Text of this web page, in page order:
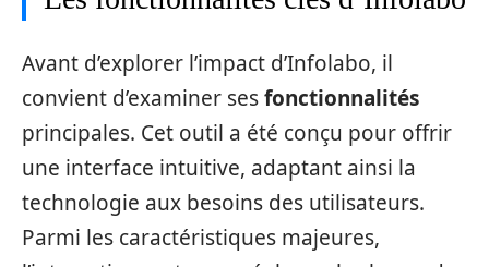
Avant d’explorer l’impact d’Infolabo, il
convient d’examiner sesfonctionnalités
principales. Cet outil a été conçu pour offrir
une interface intuitive, adaptant ainsi la
technologie aux besoins des utilisateurs.
Parmi les caractéristiques majeures,